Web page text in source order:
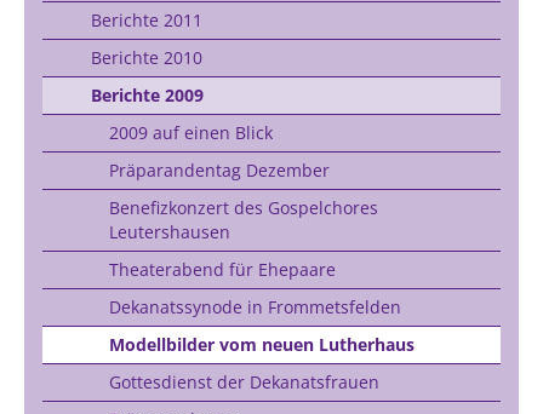
Berichte 2011
Berichte 2010
Berichte 2009
2009 auf einen Blick
Präparandentag Dezember
Benefizkonzert des Gospelchores
Leutershausen
Theaterabend für Ehepaare
Dekanatssynode in Frommetsfelden
Modellbilder vom neuen Lutherhaus
Gottesdienst der Dekanatsfrauen